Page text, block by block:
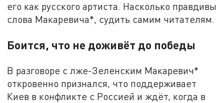
его как русского артиста. Насколько правдивы
слова Макаревича*, судить самим читателям.
Боится, что не доживёт до победы
В разговоре с лже-Зеленским Макаревич*
откровенно признался, что поддерживает
Киев в конфликте с Россией и ждёт, когда в